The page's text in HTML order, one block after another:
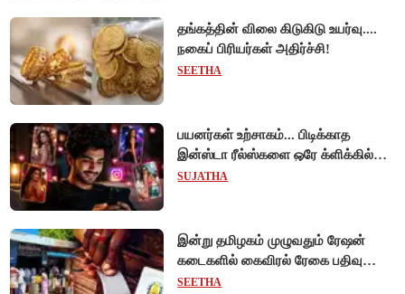
தங்கத்தின் விலை கிடுகிடு உயர்வு....
நகைப் பிரியர்கள் அதிர்ச்சி!
SEETHA
பயனர்கள் உற்சாகம்... பிடிக்காத
இன்ஸ்டா ரீல்ஸ்களை ஒரே க்ளிக்கில்
மாற்றியமைக்கலாம்!
SUJATHA
இன்று தமிழகம் முழுவதும் ரேஷன்
கடைகளில் கைவிரல் ரேகை பதிவு
சிறப்பு முகாம்!
SEETHA